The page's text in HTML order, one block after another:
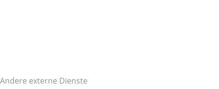
Andere externe Dienste